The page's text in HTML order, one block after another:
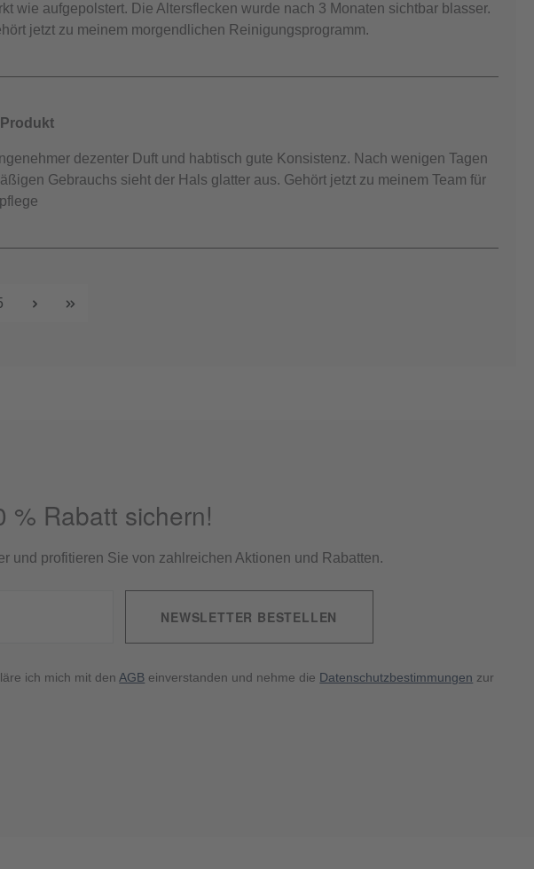
wie aufgepolstert. Die Altersflecken wurde nach 3 Monaten sichtbar blasser.
jetzt zu meinem morgendlichen Reinigungsprogramm.
5 Sternen
dezenter Duft und habtisch gute Konsistenz. Nach wenigen Tagen
Gebrauchs sieht der Hals glatter aus. Gehört jetzt zu meinem Team für
% Rabatt sichern!
und profitieren Sie von zahlreichen Aktionen und Rabatten.
NEWSLETTER BESTELLEN
ich mich mit denAGB einverstanden und nehme die Datenschutzbestimmungen zur